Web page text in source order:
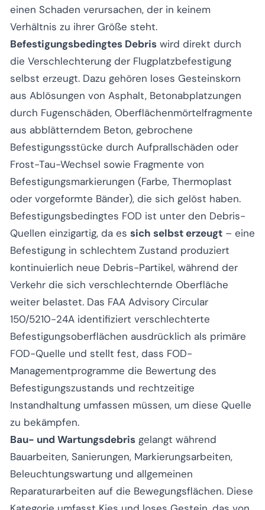
einen Schaden verursachen, der in keinem
Verhältnis zu ihrer Größe steht.
Befestigungsbedingtes Debris wird direkt durch
die Verschlechterung der Flugplatzbefestigung
selbst erzeugt. Dazu gehören loses Gesteinskorn
aus Ablösungen von Asphalt, Betonabplatzungen
durch Fugenschäden, Oberflächenmörtelfragmente
aus abblätterndem Beton, gebrochene
Befestigungsstücke durch Aufprallschäden oder
Frost-Tau-Wechsel sowie Fragmente von
Befestigungsmarkierungen (Farbe, Thermoplast
oder vorgeformte Bänder), die sich gelöst haben.
Befestigungsbedingtes FOD ist unter den Debris-
Quellen einzigartig, da es sich selbst erzeugt – eine
Befestigung in schlechtem Zustand produziert
kontinuierlich neue Debris-Partikel, während der
Verkehr die sich verschlechternde Oberfläche
weiter belastet. Das FAA Advisory Circular
150/5210-24A identifiziert verschlechterte
Befestigungsoberflächen ausdrücklich als primäre
FOD-Quelle und stellt fest, dass FOD-
Managementprogramme die Bewertung des
Befestigungszustands und rechtzeitige
Instandhaltung umfassen müssen, um diese Quelle
zu bekämpfen.
Bau- und Wartungsdebris gelangt während
Bauarbeiten, Sanierungen, Markierungsarbeiten,
Beleuchtungswartung und allgemeinen
Reparaturarbeiten auf die Bewegungsflächen. Diese